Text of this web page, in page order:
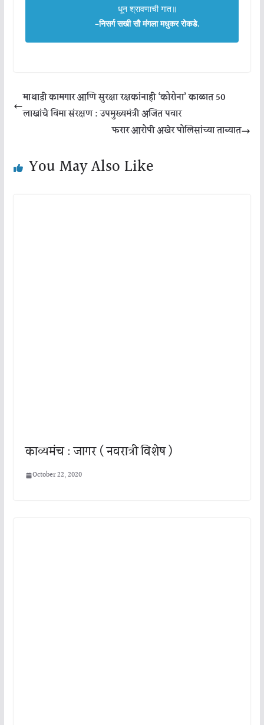
धून श्रावणाची गात॥
–निसर्ग सखी सौ मंगला मधुकर रोकडे.
माथाडी कामगार आणि सुरक्षा रक्षकांनाही ‘कोरोना’ काळात 50
लाखांचे विमा संरक्षण : उपमुख्यमंत्री अजित पवार
फरार आरोपी अखेर पोलिसांच्या ताब्यात
You May Also Like
काव्यमंच : जागर ( नवरात्री विशेष )
October 22, 2020